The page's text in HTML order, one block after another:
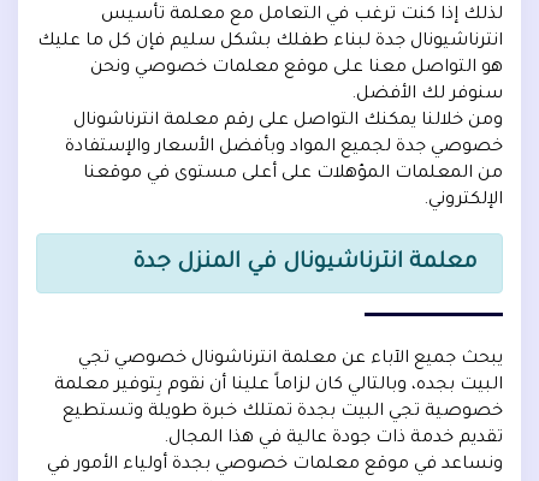
لذلك إذا كنت ترغب في التعامل مع معلمة تأسيس
انترناشيونال جدة لبناء طفلك بشكل سليم فإن كل ما عليك
هو التواصل معنا على موقع معلمات خصوصي ونحن
سنوفر لك الأفضل.
ومن خلالنا يمكنك التواصل على رقم معلمة انترناشونال
خصوصي جدة لجميع المواد وبأفضل الأسعار والإستفادة
من المعلمات المؤهلات على أعلى مستوى في موقعنا
الإلكتروني.
معلمة انترناشيونال في المنزل جدة
يبحث جميع الآباء عن معلمة انترناشونال خصوصي تجي
البيت بجده، وبالتالي كان لزاماً علينا أن نقوم بِتوفير معلمة
خصوصية تجي البيت بجدة تمتلك خبرة طويلة وتستطيع
تقديم خدمة ذات جودة عالية في هذا المجال.
ونساعد في موقع معلمات خصوصي بجدة أولياء الأمور في